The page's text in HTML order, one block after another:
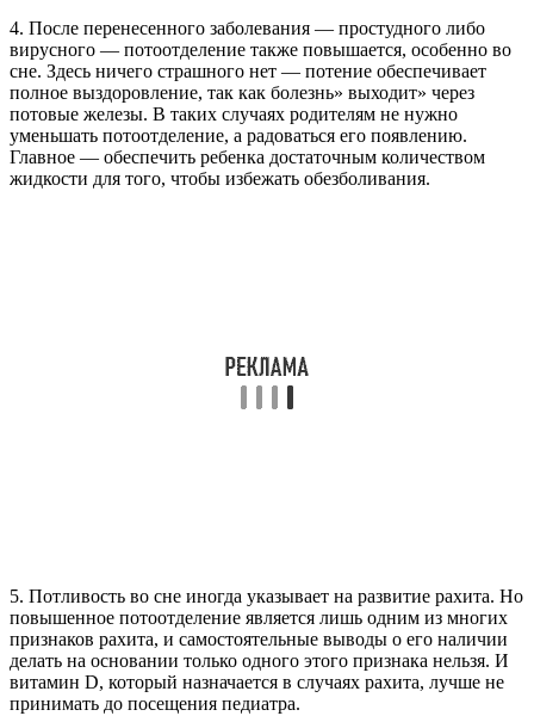
4. После перенесенного заболевания — простудного либо
вирусного — потоотделение также повышается, особенно во
сне. Здесь ничего страшного нет — потение обеспечивает
полное выздоровление, так как болезнь» выходит» через
потовые железы. В таких случаях родителям не нужно
уменьшать потоотделение, а радоваться его появлению.
Главное — обеспечить ребенка достаточным количеством
жидкости для того, чтобы избежать обезболивания.
5. Потливость во сне иногда указывает на развитие рахита. Но
повышенное потоотделение является лишь одним из многих
признаков рахита, и самостоятельные выводы о его наличии
делать на основании только одного этого признака нельзя. И
витамин D, который назначается в случаях рахита, лучше не
принимать до посещения педиатра.